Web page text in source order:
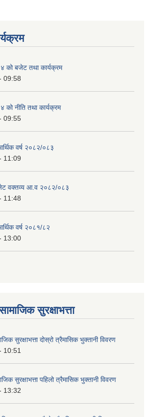
को बजेट तथा कार्यक्रम
09:58
को नीति तथा कार्यक्रम
09:55
वर्ष २०८२/०८३
11:09
वक्तव्य आ.व २०८२/०८३
11:48
वर्ष २०८१/८२
13:00
सुरक्षाभत्ता
सुरक्षाभत्ता दोस्रो त्रैमासिक भुक्तानी विवरण
10:51
सुरक्षाभत्ता पहिलो त्रैमासिक भुक्तानी विवरण
13:32